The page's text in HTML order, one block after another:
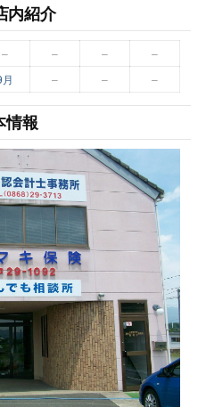
内紹介
– – –
–
– – –
情報